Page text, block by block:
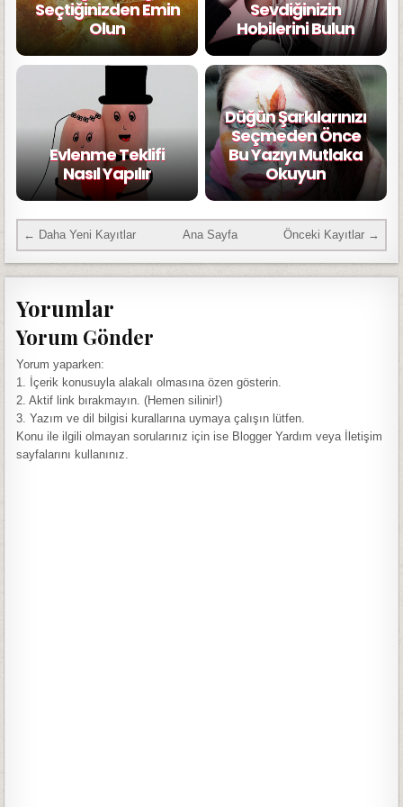
Seçtiğinizden Emin
Olun
Sevdiğinizin
Hobilerini Bulun
Evlenme Teklifi
Nasıl Yapılır
Düğün Şarkılarınızı
Seçmeden Önce
Bu Yazıyı Mutlaka
Okuyun
← Daha Yeni Kayıtlar Önceki Kayıtlar →
Ana Sayfa
Yorumlar
Yorum Gönder
Yorum yaparken:
1. İçerik konusuyla alakalı olmasına özen gösterin.
2. Aktif link bırakmayın. (Hemen silinir!)
3. Yazım ve dil bilgisi kurallarına uymaya çalışın lütfen.
Konu ile ilgili olmayan sorularınız için ise Blogger Yardım veya İletişim
sayfalarını kullanınız.